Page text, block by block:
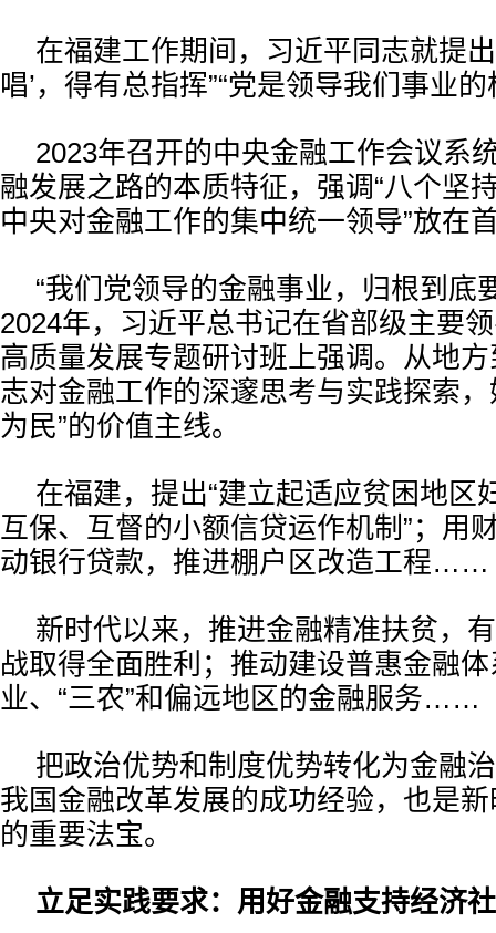
在福建工作期间，习近平同志就提出
唱’，得有总指挥”“党是领导我们事业
2023年召开的中央金融工作会议系
融发展之路的本质特征，强调“八个坚
中央对金融工作的集中统一领导”放在
“我们党领导的金融事业，归根到底
2024年，习近平总书记在省部级主要
高质量发展专题研讨班上强调。从地
志对金融工作的深邃思考与实践探索，
为民”的价值主线。
在福建，提出“建立起适应贫困地区
互保、互督的小额信贷运作机制”；用
动银行贷款，推进棚户区改造工程……
新时代以来，推进金融精准扶贫，
战取得全面胜利；推动建设普惠金融
业、“三农”和偏远地区的金融服务……
把政治优势和制度优势转化为金融
我国金融改革发展的成功经验，也是
的重要法宝。
立足实践要求：用好金融支持经济